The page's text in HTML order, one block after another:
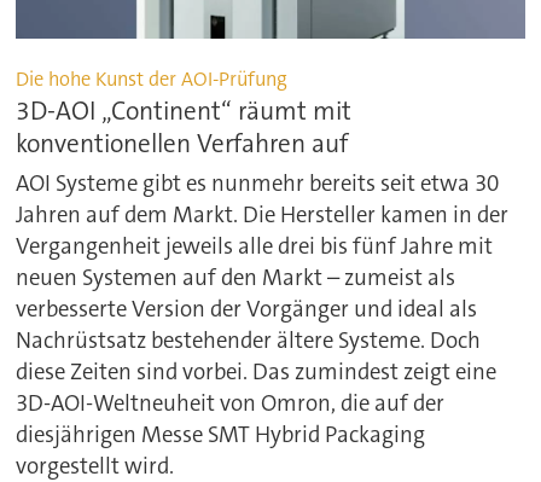
Die hohe Kunst der AOI-Prüfung
3D-AOI „Continent“ räumt mit
konventionellen Verfahren auf
AOI Systeme gibt es nunmehr bereits seit etwa 30
Jahren auf dem Markt. Die Hersteller kamen in der
Vergangenheit jeweils alle drei bis fünf Jahre mit
neuen Systemen auf den Markt – zumeist als
verbesserte Version der Vorgänger und ideal als
Nachrüstsatz bestehender ältere Systeme. Doch
diese Zeiten sind vorbei. Das zumindest zeigt eine
3D-AOI-Weltneuheit von Omron, die auf der
diesjährigen Messe SMT Hybrid Packaging
vorgestellt wird.